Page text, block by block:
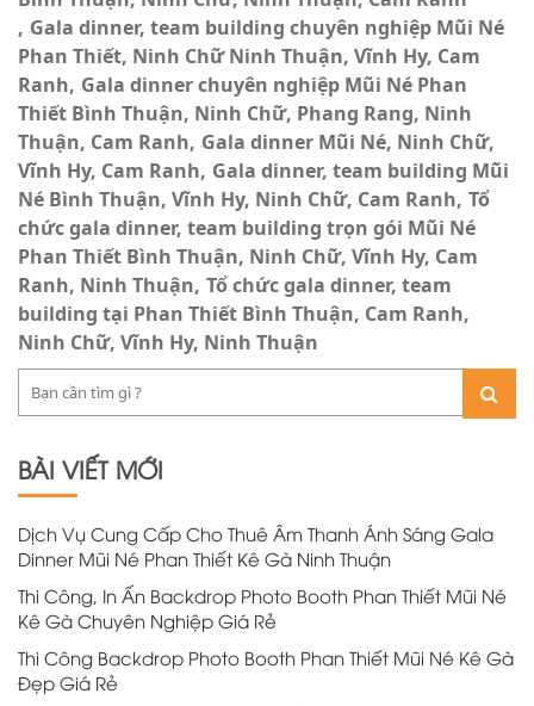
Gala dinner, team building chuyên nghiệp Mũi Né
Phan Thiết, Ninh Chữ Ninh Thuận, Vĩnh Hy, Cam
Ranh Gala dinner chuyên nghiệp Mũi Né Phan
Thiết Bình Thuận, Ninh Chữ, Phang Rang, Ninh
Thuận, Cam Ranh Gala dinner Mũi Né, Ninh Chữ,
Vĩnh Hy, Cam Ranh Gala dinner, team building Mũi
Né Bình Thuận, Vĩnh Hy, Ninh Chữ, Cam Ranh Tổ
chức gala dinner, team building trọn gói Mũi Né
Phan Thiết Bình Thuận, Ninh Chữ, Vĩnh Hy, Cam
Ranh, Ninh Thuận Tổ chức gala dinner, team
building tại Phan Thiết Bình Thuận, Cam Ranh,
Ninh Chữ, Vĩnh Hy, Ninh Thuận
BÀI VIẾT MỚI
Dịch Vụ Cung Cấp Cho Thuê Âm Thanh Ánh Sáng Gala
Dinner Mũi Né Phan Thiết Kê Gà Ninh Thuận
Thi Công, In Ấn Backdrop Photo Booth Phan Thiết Mũi Né
Kê Gà Chuyên Nghiệp Giá Rẻ
Thi Công Backdrop Photo Booth Phan Thiết Mũi Né Kê Gà
Đẹp Giá Rẻ